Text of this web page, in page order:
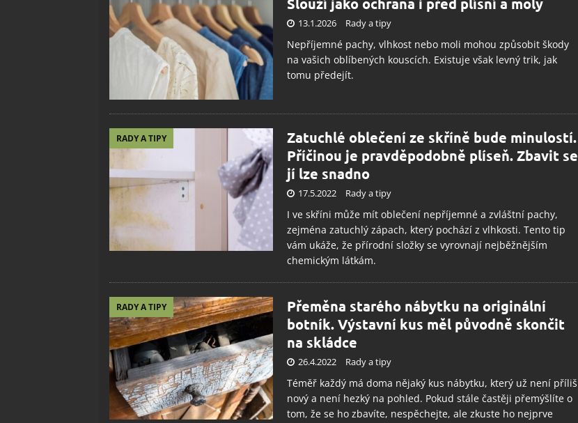
13.1.2026 Rady a tipy
Nepříjemné pachy, vlhkost nebo moli mohou způsobit škody
na vašich oblíbených kouscích. Existuje však levný trik, jak
tomu předejít.
RADY A TIPY
Zatuchlé oblečení ze skříně bude minulostí.
Příčinou je pravděpodobně plíseň. Zbavit se
jí lze snadno
17.5.2022 Rady a tipy
I ve skříni může mít oblečení nepříjemné a zvláštní pachy,
zejména zatuchlý zápach, který pochází z vlhkosti. Tento tip
vám ukáže, že přírodní složky se vyrovnají nejběžnějším
chemickým látkám.
RADY A TIPY
Přeměna starého nábytku na originální
botník. Výstavní kus měl původně skončit
na skládce
26.4.2022 Rady a tipy
Téměř každý má doma nějaký kus nábytku, který už není příliš
nový a není hezký na pohled. Pokud stále častěji přemýšlíte o
tom, že se ho zbavíte, nespěchejte, ale zkuste ho nejprve